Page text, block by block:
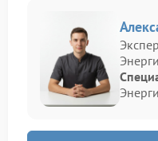
Признаки
Определить
симптомам:
вибрация при
гул или